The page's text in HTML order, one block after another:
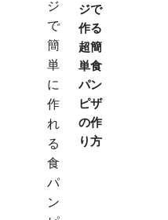
ジで
作る
超簡
単食
パン
ピザ
の作
り方